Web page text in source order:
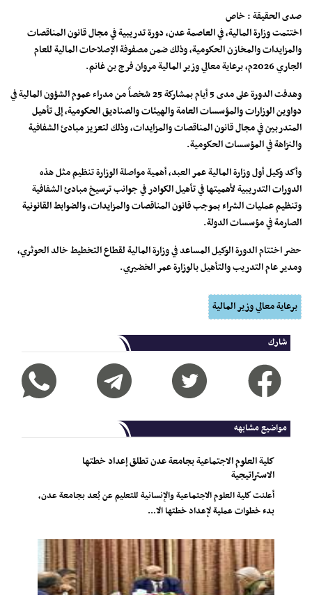
صدى الحقيقة : خاص
اختتمت وزارة المالية، في العاصمة عدن، دورة تدريبية في مجال قانون المناقصات
والمزايدات والمخازن الحكومية، وذلك ضمن مصفوفة الإصلاحات المالية للعام
الجاري 2026م، برعاية معالي وزير المالية مروان فرج بن غانم.
وهدفت الدورة على مدى 5 أيام بمشاركة 25 شخصاً من مدراء عموم الشؤون المالية في
دواوين الوزارات والمؤسسات العامة والهيئات والصناديق الحكومية، إلى تأهيل
المتدربين في مجال قانون المناقصات والمزايدات، وذلك لتعزيز مبادئ الشفافية
والنزاهة في المؤسسات الحكومية.
وأكد وكيل أول وزارة المالية عمر العبد، أهمية مواصلة الوزارة تنظيم مثل هذه
الدورات التدريبية لأهميتها في تأهيل الكوادر في جوانب ترسيخ مبادئ الشفافية
وتنظيم عمليات الشراء بموجب قانون المناقصات والمزايدات، والضوابط القانونية
الصارمة في مؤسسات الدولة.
حضر اختتام الدورة الوكيل المساعد في وزارة المالية لقطاع التخطيط خالد الحوثري،
ومدير عام التدريب والتأهيل بالوزارة عمر الخضيري.
برعاية معالي وزير المالية
شارك
مواضيع مشابهه
كلية العلوم الاجتماعية بجامعة عدن تطلق إعداد خطتها
الاستراتيجية
أعلنت كلية العلوم الاجتماعية والإنسانية للتعليم عن بُعد بجامعة عدن،
بدء خطوات عملية لإعداد خطتها الا...